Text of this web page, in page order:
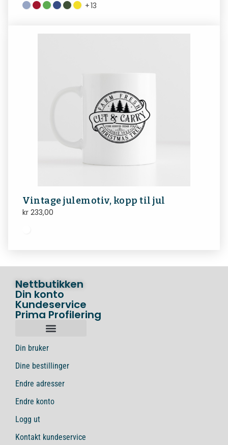
+13
Vintage julemotiv, kopp til jul
kr 233,00
Nettbutikken
Din konto
Kundeservice
Prima Profilering
Din bruker
Dine bestillinger
Endre adresser
Endre konto
Logg ut
Kontakt kundeservice